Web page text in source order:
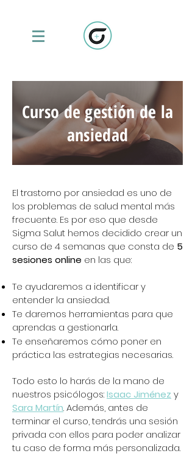
Curso de gestión de la
ansiedad
El trastorno por ansiedad es uno de
los problemas de salud mental más
frecuente. Es por eso que desde
Sigma Salut hemos decidido crear un
curso de 4 semanas que consta de 5
sesiones online en las que:
Te ayudaremos a identificar y
entender la ansiedad.
Te daremos herramientas para que
aprendas a gestionarla.
Te enseñaremos cómo poner en
práctica las estrategias necesarias.
Todo esto lo harás de la mano de
nuestros psicólogos:Isaac Jiménez y
Sara Martín. Además, antes de
terminar el curso, tendrás una sesión
privada con ellos para poder analizar
tu caso de forma más personalizada.